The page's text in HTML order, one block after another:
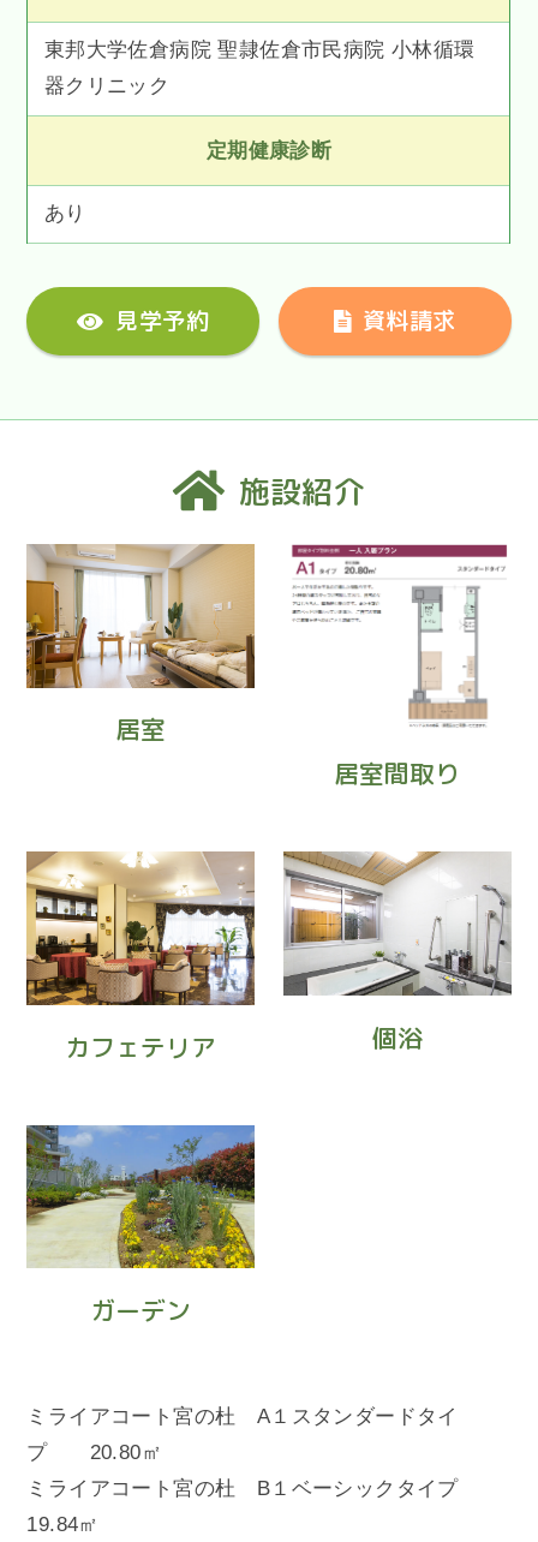
東邦大学佐倉病院 聖隷佐倉市民病院 小林循環
器クリニック
定期健康診断
あり
見学予約 資料請求
施設紹介
居室
居室間取り
カフェテリア 個浴
ガーデン
ミライアコート宮の杜 A１スタンダードタイ
プ 20.80㎡
ミライアコート宮の杜 B１ベーシックタイプ
19.84㎡